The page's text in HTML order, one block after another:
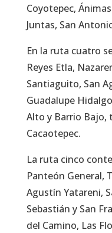
Coyotepec,
Juntas, San
En la ruta cuatro
Reyes Etla,
Santiaguito, San
Guadalupe
Alto y Barrio Bajo,
Cacaotepec.
La ruta cinco
Panteón General,
Agustín Yatareni,
Sebastián y San
del Camino, Las